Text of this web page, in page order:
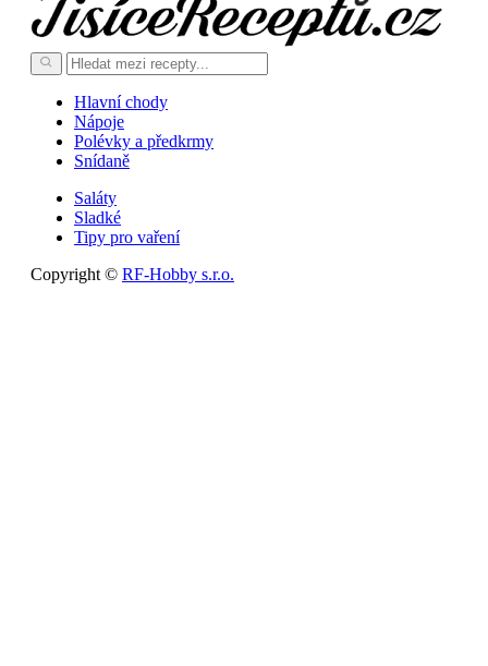
Hlavní chody
Nápoje
Polévky a předkrmy
Snídaně
Saláty
Sladké
Tipy pro vaření
Copyright © RF-Hobby s.r.o.